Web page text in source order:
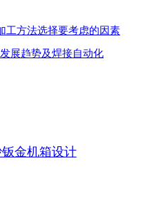
工方法选择要考虑的因素
展趋势及焊接自动化
金机箱设计